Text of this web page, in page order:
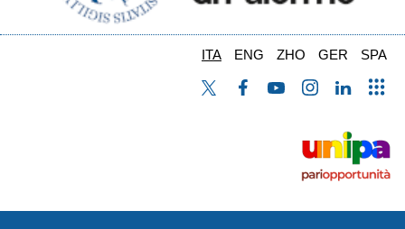
ITA ENG ZHO GER SPA